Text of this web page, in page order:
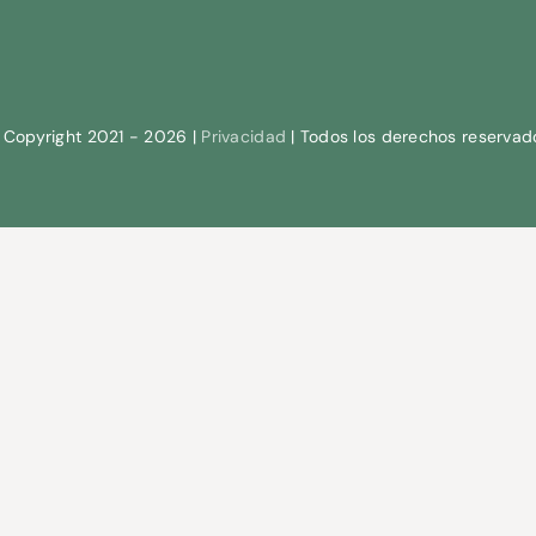
2021 - 2026 | Privacidad | Todos los derechos